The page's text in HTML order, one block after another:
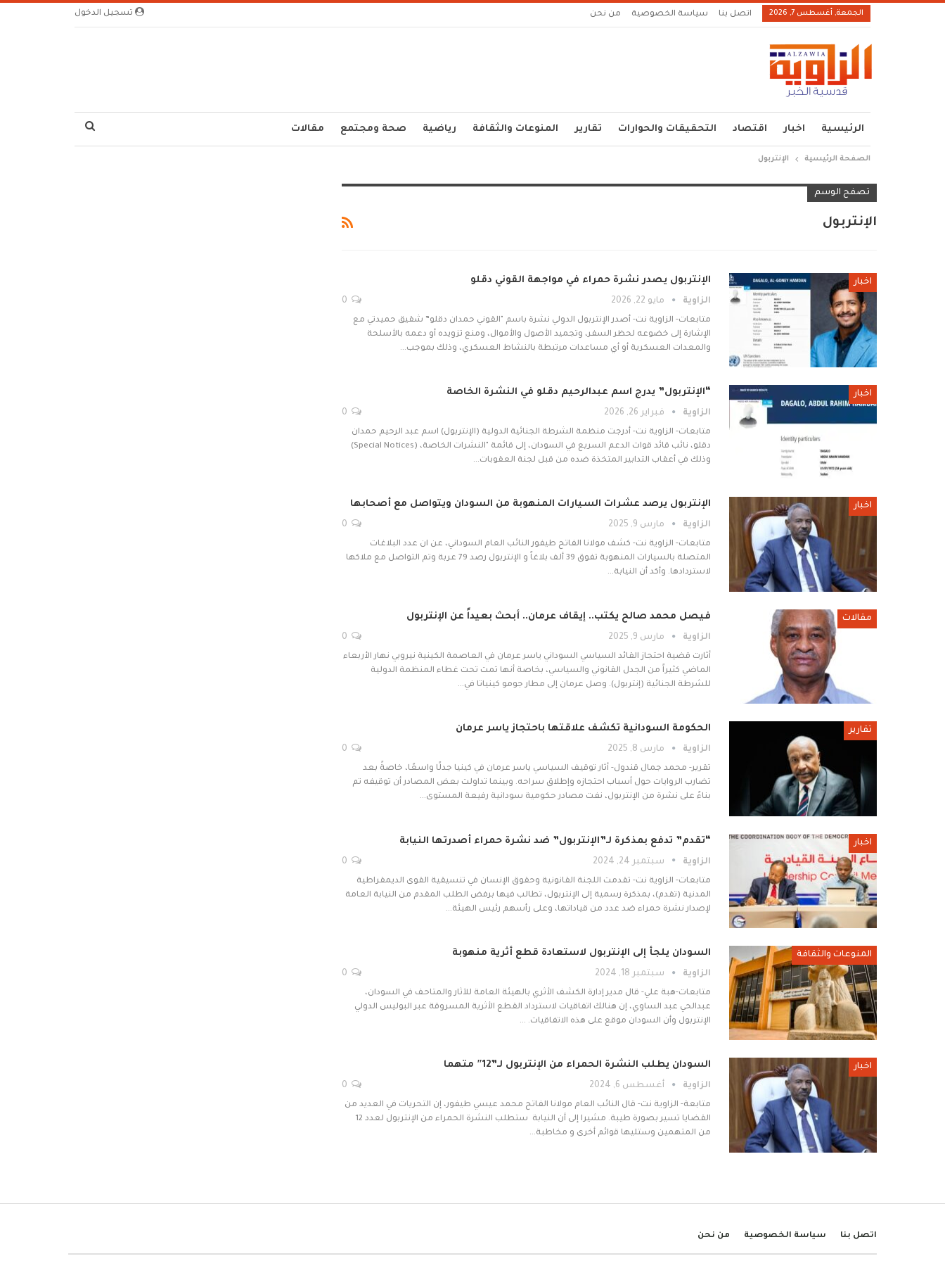
تسجيل الدخول الجمعة, أغسطس 7, 2026 اتصل بنا سياسة الخصوصية من نحن
الرئيسية اخبار اقتصاد التحقيقات والحوارات تقارير المنوعات والثقافة رياضية صحة ومجتمع مقالات
الصفحة الرئيسية الإنتربول
تصفح الوسم
الإنتربول
اخبار الإنتربول يصدر نشرة حمراء في مواجهة القوني دقلو
الزاوية مايو 22, 2026
متابعات- الزاوية نت- أصدر الإنتربول الدولي نشرة باسم "القوني حمدان دقلو” شقيق حميدتي مع
الإشارة إلى خضوعه لحظر السفر، وتجميد الأصول والأموال، ومنع تزويده أو دعمه بالأسلحة
والمعدات العسكرية أو أي مساعدات مرتبطة بالنشاط العسكري، وذلك بموجب…
اخبار “الإنتربول” يدرج اسم عبدالرحيم دقلو في النشرة الخاصة
الزاوية فبراير 26, 2026
متابعات- الزاوية نت- أدرجت منظمة الشرطة الجنائية الدولية (الإنتربول) اسم عبد الرحيم حمدان
دقلو، نائب قائد قوات الدعم السريع في السودان، إلى قائمة "النشرات الخاصة، (Special Notices)
وذلك في أعقاب التدابير المتخذة ضده من قبل لجنة العقوبات…
اخبار الإنتربول يرصد عشرات السيارات المنهوبة من السودان ويتواصل مع أصحابها
الزاوية مارس 9, 2025
متابعات- الزاوية نت- كشف مولانا الفاتح طيفور النائب العام السوداني، عن ان عدد البلاغات
المتصلة بالسيارات المنهوبة تفوق 39 ألف بلاغاً و الإنتربول رصد 79 عربة وتم التواصل مع ملاكها
لاستردادها. وأكد أن النيابة…
مقالات فيصل محمد صالح يكتب.. إيقاف عرمان.. أبحث بعيداً عن الإنتربول
الزاوية مارس 9, 2025
أثارت قضية احتجاز القائد السياسي السوداني ياسر عرمان في العاصمة الكينية نيروبي نهار الأربعاء
الماضي كثيراً من الجدل القانوني والسياسي، بخاصة أنها تمت تحت غطاء المنظمة الدولية
للشرطة الجنائية (إنتربول). وصل عرمان إلى مطار جومو كينياتا في…
تقارير الحكومة السودانية تكشف علاقتها باحتجاز ياسر عرمان
الزاوية مارس 8, 2025
تقرير- محمد جمال قندول- أثار توقيف السياسي ياسر عرمان في كينيا جدلًا واسعًا، خاصةً بعد
تضارب الروايات حول أسباب احتجازه وإطلاق سراحه. وبينما تداولت بعض المصادر أن توقيفه تم
بناءً على نشرة من الإنتربول، نفت مصادر حكومية سودانية رفيعة المستوى…
اخبار “تقدم” تدفع بمذكرة لـ”الإنتربول” ضد نشرة حمراء أصدرتها النيابة
الزاوية سبتمبر 24, 2024
متابعات- الزاوية نت- تقدمت اللجنة القانونية وحقوق الإنسان في تنسيقية القوى الديمقراطية
المدنية (تقدم)، بمذكرة رسمية إلى الإنتربول، تطالب فيها برفض الطلب المقدم من النيابة العامة
لإصدار نشرة حمراء ضد عدد من قياداتها، وعلى رأسهم رئيس الهيئة…
المنوعات والثقافة السودان يلجأ إلى الإنتربول لاستعادة قطع أثرية منهوبة
الزاوية سبتمبر 18, 2024
متابعات-هبة علي- قال مدير إدارة الكشف الأثري بالهيئة العامة للآثار والمتاحف في السودان،
عبدالحي عبد الساوي، إن هنالك اتفاقيات لاسترداد القطع الأثرية المسروقة عبر البوليس الدولي
الإنتربول وأن السودان موقع على هذه الاتفاقيات. …
اخبار السودان يطلب النشرة الحمراء من الإنتربول لـ”12″ متهما
الزاوية أغسطس 6, 2024
متابعة- الزاوية نت- قال النائب العام مولانا الفاتح محمد عيسي طيفور، إن التحريات في العديد من
القضايا تسير بصورة طيبة. مشيرا إلى أن النيابة ستطلب النشرة الحمراء من الإنتربول لعدد 12
من المتهمين وستليها قوائم أخرى و مخاطبة…
اتصل بنا سياسة الخصوصية من نحن